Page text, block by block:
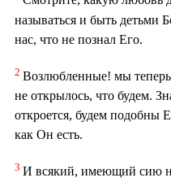
называться и быть детьми
нас, что не познал Его.
2 Возлюбленные! мы
не открылось, что будем.
откроется, будем подобны
как Он есть.
3 И всякий, имеющий сию